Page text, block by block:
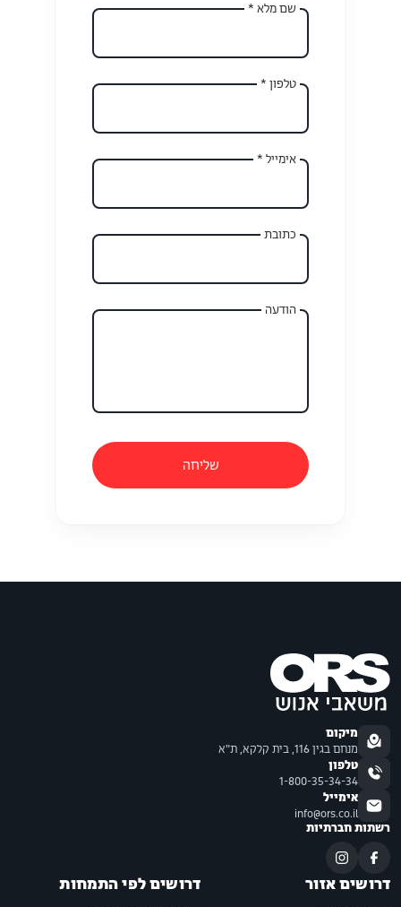
שם מלא *
טלפון *
אימייל *
כתובת
הודעה
שליחה
מיקום
מנחם בגין 116, בית קלקא, ת"א
טלפון
1-800-35-34-34
אימייל
info@ors.co.il
רשתות חברתיות
דרושים אזור דרושים לפי התמחות